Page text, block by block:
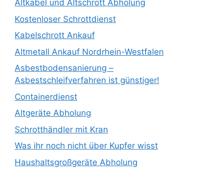
Altkabel und Altschrott Abholung
Kostenloser Schrottdienst
Kabelschrott Ankauf
Altmetall Ankauf Nordrhein-Westfalen
Asbestbodensanierung –
Asbestschleifverfahren ist günstiger!
Containerdienst
Altgeräte Abholung
Schrotthändler mit Kran
Was ihr noch nicht über Kupfer wisst
Haushaltsgroßgeräte Abholung